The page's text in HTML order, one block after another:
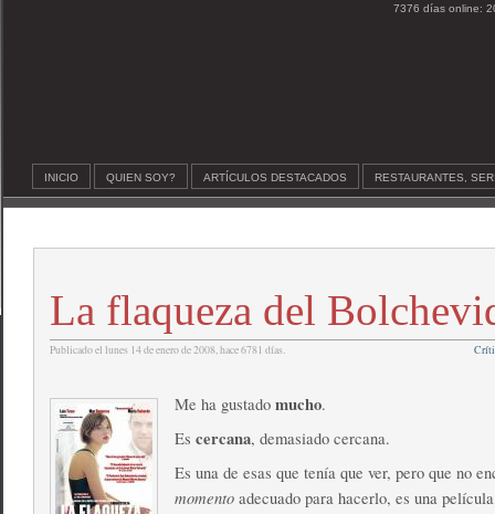
7376 días online:
INICIO QUIEN SOY? ARTÍCULOS DESTACADOS RESTAURANTES,
La flaqueza del
Publicado el lunes 14 de enero de 2008, hace 6781 días.
Me ha gustado mucho.
Es cercana, demasiado cercana.
Es una de esas que tenía que ver, pero que no
momento adecuado para hacerlo, es una